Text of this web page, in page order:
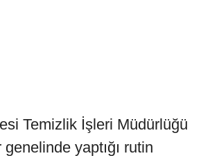
Temizlik İşleri Müdürlüğü
yaptığı rutin